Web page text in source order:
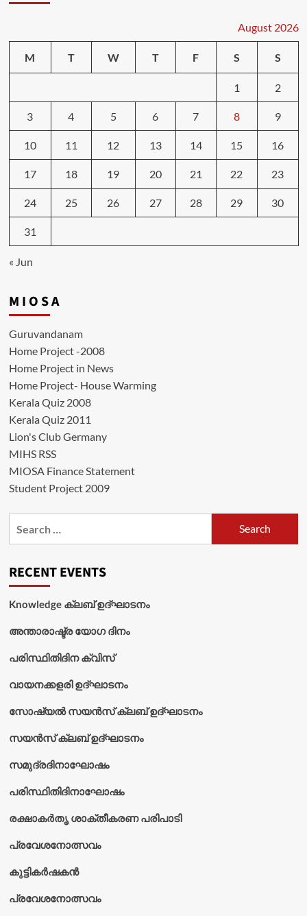
August 2026
M T W T F S S
1 2
3 4 5 6 7 8 9
10 11 12 13 14 15 16
17 18 19 20 21 22 23
24 25 26 27 28 29 30
31
« Jun
M I O S A
Guruvandanam
Home Project -2008
Home Project in News
Home Project- House Warming
Kerala Quiz 2008
Kerala Quiz 2011
Lion's Club Germany
MIHS RSS
MIOSA Finance Statement
Student Project 2009
RECENT EVENTS
Knowledge ക്ലബ് ഉദ്‌ഘാടനം
അന്താരാഷ്ട്ര യോഗ ദിനം
പരിസ്ഥിതിദിന ക്വിസ്
വായനക്കളരി ഉദ്‌ഘാടനം
സോഷ്യൽ സയൻസ് ക്ലബ് ഉദ്‌ഘാടനം
സയൻസ് ക്ലബ് ഉദ്‌ഘാടനം
സമുദ്രദിനാഘോഷം
പരിസ്ഥിതിദിനാഘോഷം
രക്ഷാകർതൃ ശാക്തീകരണ പരിപാടി
പ്രവേശനോത്സവം
കുട്ടികര്‍ഷകന്‍
പ്രവേശനോത്സവം